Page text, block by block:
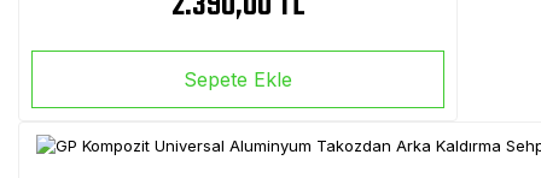
Sepete Ekle